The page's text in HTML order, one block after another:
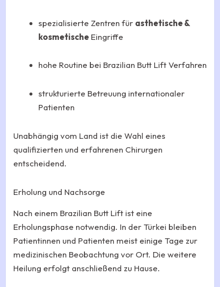
spezialisierte Zentren für asthetische &
kosmetische Eingriffe
hohe Routine bei Brazilian Butt Lift Verfahren
strukturierte Betreuung internationaler
Patienten
Unabhängig vom Land ist die Wahl eines
qualifizierten und erfahrenen Chirurgen
entscheidend.
Erholung und Nachsorge
Nach einem Brazilian Butt Lift ist eine
Erholungsphase notwendig. In der Türkei bleiben
Patientinnen und Patienten meist einige Tage zur
medizinischen Beobachtung vor Ort. Die weitere
Heilung erfolgt anschließend zu Hause.